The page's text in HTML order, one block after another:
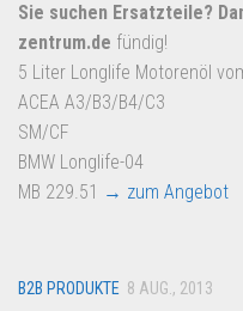
Dropshipping-Produkte
B2B Produkte
Grosshandel
Amazon
Aldi
Sie suchen Ersatzteile?
zentrum.de fündig!
5 Liter Longlife Motorenöl
ACEA A3/B3/B4/C3
SM/CF
BMW Longlife-04
MB 229.51 → zum Angebot
B2B PRODUKTE 8 AUG., 2013